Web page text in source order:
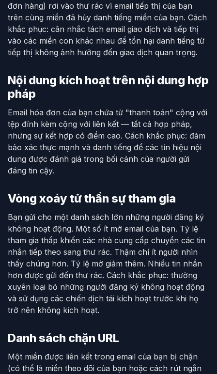
đơn hàng) rơi vào thư rác vì email tiếp thị của bạn
trên cùng miền đã hủy danh tiếng miền của bạn. Cách
khắc phục: cân nhắc tách email giao dịch và tiếp thị
vào các miền con khác nhau để tổn hại danh tiếng từ
tiếp thị không ảnh hưởng đến giao dịch quan trọng.
Nội dung kích hoạt trên nội dung hợp
pháp
Email hóa đơn của bạn chứa từ "thanh toán" cộng với
tệp đính kèm cộng với liên kết — tất cả hợp pháp,
nhưng sự kết hợp có điểm cao. Cách khắc phục: đảm
bảo xác thực mạnh và danh tiếng để các tín hiệu nội
dung được đánh giá trong bối cảnh của người gửi
đáng tin cậy.
Vòng xoáy tử thần sự tham gia
Bạn gửi cho một danh sách lớn những người đăng ký
không hoạt động. Một số ít mở email của bạn. Tỷ lệ
tham gia thấp khiến các nhà cung cấp chuyển các tin
nhắn tiếp theo sang thư rác. Thậm chí ít người nhìn
thấy chúng hơn. Tỷ lệ mở giảm thêm. Nhiều tin nhắn
hơn được gửi đến thư rác. Cách khắc phục: thường
xuyên loại bỏ những người đăng ký không hoạt động
và sử dụng các chiến dịch tái kích hoạt trước khi họ
trở nên không kích hoạt.
Danh sách chặn URL
Một miền được liên kết trong email của bạn bị chặn
(có thể là miền theo dõi của bạn hoặc cách rút ngắn